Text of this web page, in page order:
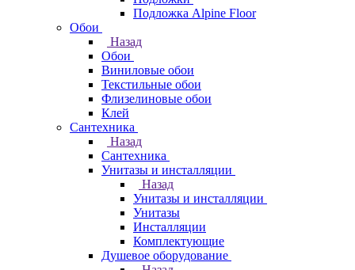
Подложка Alpine Floor
Обои
Назад
Обои
Виниловые обои
Текстильные обои
Флизелиновые обои
Клей
Сантехника
Назад
Сантехника
Унитазы и инсталляции
Назад
Унитазы и инсталляции
Унитазы
Инсталляции
Комплектующие
Душевое оборудование